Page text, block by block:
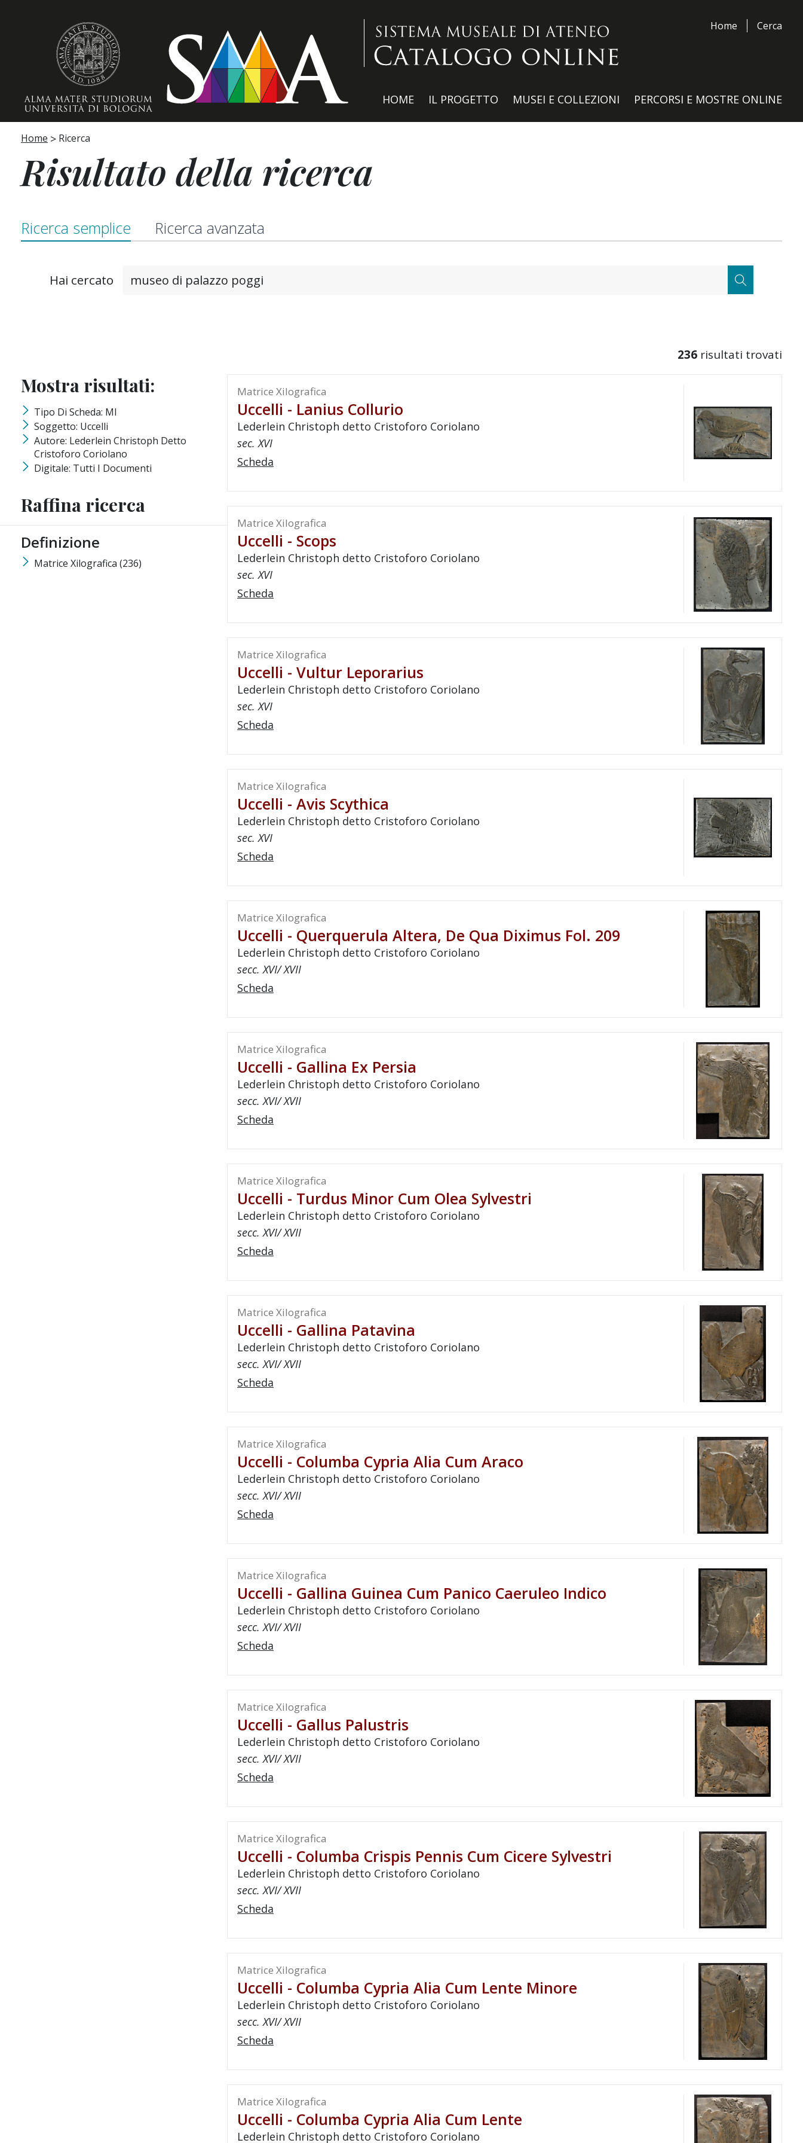
Home page Home Cerca
HOME IL PROGETTO MUSEI E COLLEZIONI PERCORSI E MOSTRE ONLINE
Home Ricerca
Risultato della ricerca
Ricerca semplice Ricerca avanzata
Hai cercato
CERCA
236 risultati trovati
Mostra risultati:
Tipo Di Scheda: MI
Soggetto: Uccelli
Autore: Lederlein Christoph Detto
Cristoforo Coriolano
Digitale: Tutti I Documenti
Raffina ricerca
Definizione
Matrice Xilografica (236)
Matrice Xilografica
Uccelli - Lanius Collurio
Lederlein Christoph detto Cristoforo Coriolano
sec. XVI
Scheda
Matrice Xilografica
Uccelli - Scops
Lederlein Christoph detto Cristoforo Coriolano
sec. XVI
Scheda
Matrice Xilografica
Uccelli - Vultur Leporarius
Lederlein Christoph detto Cristoforo Coriolano
sec. XVI
Scheda
Matrice Xilografica
Uccelli - Avis Scythica
Lederlein Christoph detto Cristoforo Coriolano
sec. XVI
Scheda
Matrice Xilografica
Uccelli - Querquerula Altera, De Qua Diximus Fol. 209
Lederlein Christoph detto Cristoforo Coriolano
secc. XVI/ XVII
Scheda
Matrice Xilografica
Uccelli - Gallina Ex Persia
Lederlein Christoph detto Cristoforo Coriolano
secc. XVI/ XVII
Scheda
Matrice Xilografica
Uccelli - Turdus Minor Cum Olea Sylvestri
Lederlein Christoph detto Cristoforo Coriolano
secc. XVI/ XVII
Scheda
Matrice Xilografica
Uccelli - Gallina Patavina
Lederlein Christoph detto Cristoforo Coriolano
secc. XVI/ XVII
Scheda
Matrice Xilografica
Uccelli - Columba Cypria Alia Cum Araco
Lederlein Christoph detto Cristoforo Coriolano
secc. XVI/ XVII
Scheda
Matrice Xilografica
Uccelli - Gallina Guinea Cum Panico Caeruleo Indico
Lederlein Christoph detto Cristoforo Coriolano
secc. XVI/ XVII
Scheda
Matrice Xilografica
Uccelli - Gallus Palustris
Lederlein Christoph detto Cristoforo Coriolano
secc. XVI/ XVII
Scheda
Matrice Xilografica
Uccelli - Columba Crispis Pennis Cum Cicere Sylvestri
Lederlein Christoph detto Cristoforo Coriolano
secc. XVI/ XVII
Scheda
Matrice Xilografica
Uccelli - Columba Cypria Alia Cum Lente Minore
Lederlein Christoph detto Cristoforo Coriolano
secc. XVI/ XVII
Scheda
Matrice Xilografica
Uccelli - Columba Cypria Alia Cum Lente
Lederlein Christoph detto Cristoforo Coriolano